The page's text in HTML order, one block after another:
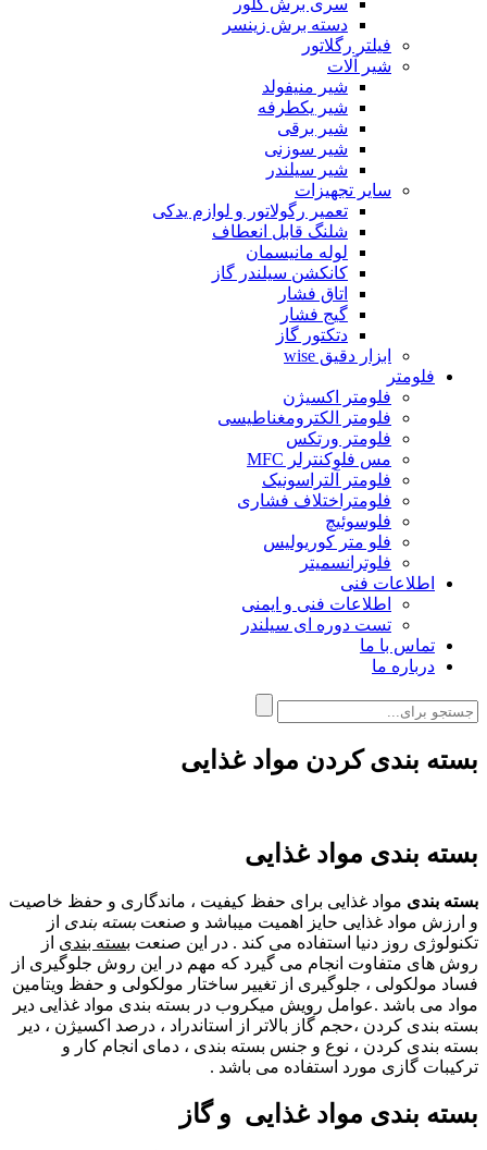
سری برش گلور
دسته برش زینسر
فیلتر رگلاتور
شیر آلات
شیر منیفولد
شیر یکطرفه
شیر برقی
شیر سوزنی
شیر سیلندر
سایر تجهیزات
تعمیر رگولاتور و لوازم یدکی
شلنگ قابل انعطاف
لوله مانیسمان
کانکشن سیلندر گاز
اتاق فشار
گیج فشار
دتکتور گاز
ابزار دقیق wise
فلومتر
فلومتر اکسیژن
فلومتر الکترومغناطیسی
فلومتر ورتکس
مس فلوکنترلر MFC
فلومتر آلتراسونیک
فلومتراختلاف فشاری
فلوسوئیچ
فلو متر کوریولیس
فلوترانسمیتر
اطلاعات فنی
اطلاعات فنی و ایمنی
تست دوره ای سیلندر
تماس با ما
درباره ما
بسته بندی کردن مواد غذایی
بسته بندی مواد غذایی
بسته بندی مواد غذایی برای حفظ کیفیت ، ماندگاری و حفظ خاصیت
و ارزش مواد غذایی حایز اهمیت میباشد و صنعتبسته بندی از
تکنولوژی روز دنیا استفاده می کند . در این صنعت بسته بندی از
روش های متفاوت انجام می گیرد که مهم در این روش جلوگیری از
فساد مولکولی ، جلوگیری از تغییر ساختار مولکولی و حفظ ویتامین
مواد می باشد .عوامل رویش میکروب در بسته بندی مواد غذایی دیر
بسته بندی کردن ،حجم گاز بالاتر از استاندراد ، درصد اکسیژن ، دیر
بسته بندی کردن ، نوع و جنس بسته بندی ، دمای انجام کار و
ترکیبات گازی مورد استفاده می باشد .
بسته بندی مواد غذایی و گاز